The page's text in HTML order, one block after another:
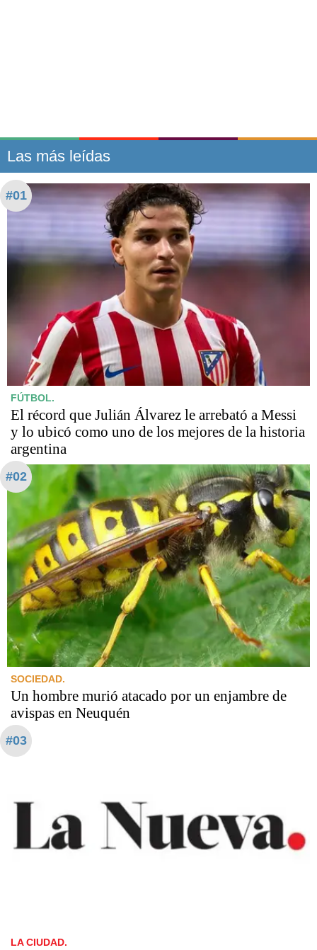
Las más leídas
#01
FÚTBOL.
El récord que Julián Álvarez le arrebató a Messi
y lo ubicó como uno de los mejores de la historia
argentina
#02
SOCIEDAD.
Un hombre murió atacado por un enjambre de
avispas en Neuquén
#03
LA CIUDAD.